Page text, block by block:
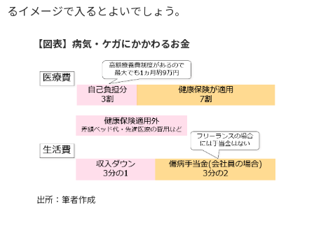
るイメージで入るとよいでしょう。
【図表】病気・ケガにかかわるお金
出所：筆者作成